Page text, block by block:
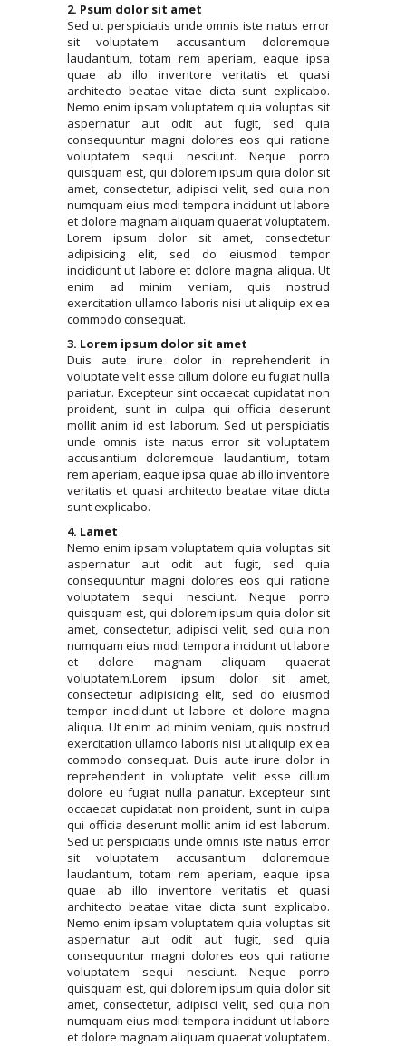
2. Psum dolor sit amet
Sed ut perspiciatis unde omnis iste natus error
sit voluptatem accusantium doloremque
laudantium, totam rem aperiam, eaque ipsa
quae ab illo inventore veritatis et quasi
architecto beatae vitae dicta sunt explicabo.
Nemo enim ipsam voluptatem quia voluptas sit
aspernatur aut odit aut fugit, sed quia
consequuntur magni dolores eos qui ratione
voluptatem sequi nesciunt. Neque porro
quisquam est, qui dolorem ipsum quia dolor sit
amet, consectetur, adipisci velit, sed quia non
numquam eius modi tempora incidunt ut labore
et dolore magnam aliquam quaerat voluptatem.
Lorem ipsum dolor sit amet, consectetur
adipisicing elit, sed do eiusmod tempor
incididunt ut labore et dolore magna aliqua. Ut
enim ad minim veniam, quis nostrud
exercitation ullamco laboris nisi ut aliquip ex ea
commodo consequat.
3. Lorem ipsum dolor sit amet
Duis aute irure dolor in reprehenderit in
voluptate velit esse cillum dolore eu fugiat nulla
pariatur. Excepteur sint occaecat cupidatat non
proident, sunt in culpa qui officia deserunt
mollit anim id est laborum. Sed ut perspiciatis
unde omnis iste natus error sit voluptatem
accusantium doloremque laudantium, totam
rem aperiam, eaque ipsa quae ab illo inventore
veritatis et quasi architecto beatae vitae dicta
sunt explicabo.
4. Lamet
Nemo enim ipsam voluptatem quia voluptas sit
aspernatur aut odit aut fugit, sed quia
consequuntur magni dolores eos qui ratione
voluptatem sequi nesciunt. Neque porro
quisquam est, qui dolorem ipsum quia dolor sit
amet, consectetur, adipisci velit, sed quia non
numquam eius modi tempora incidunt ut labore
et dolore magnam aliquam quaerat
voluptatem.Lorem ipsum dolor sit amet,
consectetur adipisicing elit, sed do eiusmod
tempor incididunt ut labore et dolore magna
aliqua. Ut enim ad minim veniam, quis nostrud
exercitation ullamco laboris nisi ut aliquip ex ea
commodo consequat. Duis aute irure dolor in
reprehenderit in voluptate velit esse cillum
dolore eu fugiat nulla pariatur. Excepteur sint
occaecat cupidatat non proident, sunt in culpa
qui officia deserunt mollit anim id est laborum.
Sed ut perspiciatis unde omnis iste natus error
sit voluptatem accusantium doloremque
laudantium, totam rem aperiam, eaque ipsa
quae ab illo inventore veritatis et quasi
architecto beatae vitae dicta sunt explicabo.
Nemo enim ipsam voluptatem quia voluptas sit
aspernatur aut odit aut fugit, sed quia
consequuntur magni dolores eos qui ratione
voluptatem sequi nesciunt. Neque porro
quisquam est, qui dolorem ipsum quia dolor sit
amet, consectetur, adipisci velit, sed quia non
numquam eius modi tempora incidunt ut labore
et dolore magnam aliquam quaerat voluptatem.